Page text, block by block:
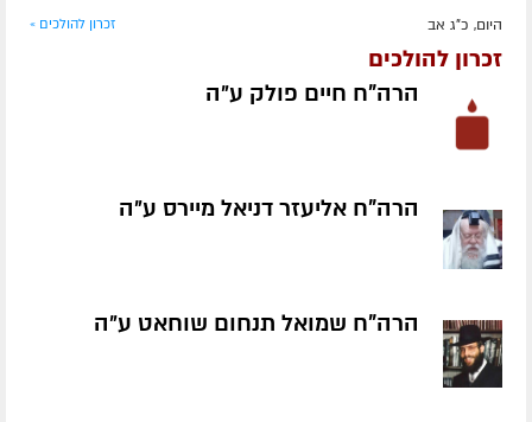
היום, כ"ג אב זכרון להולכים »
זכרון להולכים
הרה"ח חיים פולק ע״ה
הרה"ח אליעזר דניאל מיירס ע״ה
הרה"ח שמואל תנחום שוחאט ע״ה